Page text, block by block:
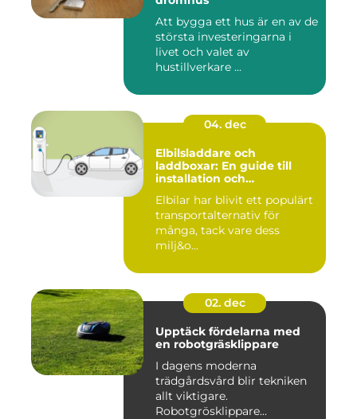
Att bygga ett hus är en av de
största investeringarna i
livet och valet av
hustillverkare ...
04. dec
Elbilsladdare och
laddboxar: En guide till
installation och
Elbilar har blivit ett populärt
transportalternativ för
många, tack vare dess
milj&o...
02. dec
Upptäck fördelarna med
en robotgräsklippare
I dagens moderna
trädgårdsvård blir tekniken
allt viktigare.
Robotgrösklippare...